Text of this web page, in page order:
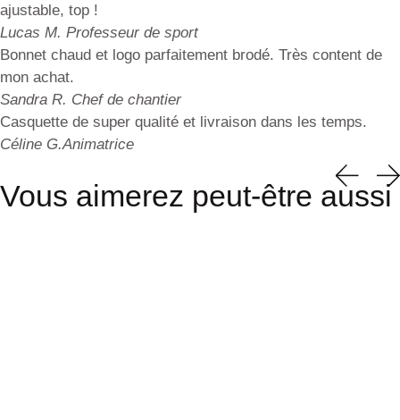
ajustable, top !
Lucas M. Professeur de sport
Bonnet chaud et logo parfaitement brodé. Très content de
mon achat.
Sandra R. Chef de chantier
Casquette de super qualité et livraison dans les temps.
Céline G.Animatrice
Vous aimerez peut-être aussi